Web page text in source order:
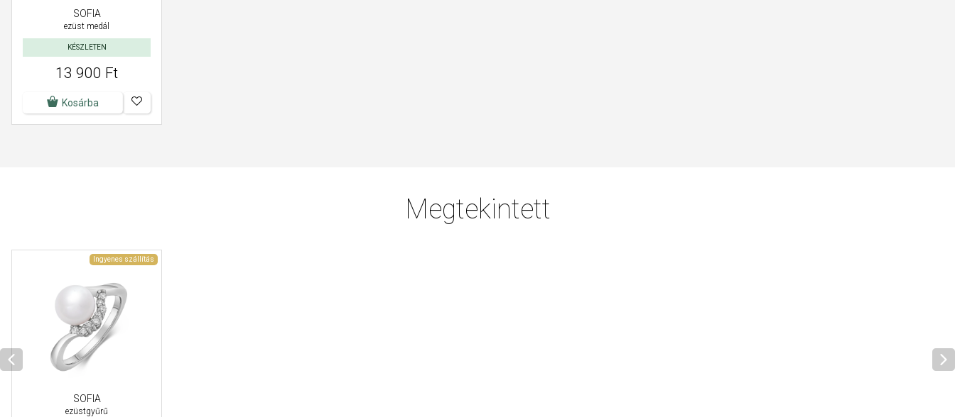
SOFIA
ezüst medál
KÉSZLETEN
13 900 Ft
Kosárba
Megtekintett
Ingyenes szállítás
SOFIA
ezüstgyűrű